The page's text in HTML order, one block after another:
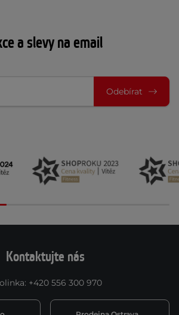
a slevy na email
Odebírat
Kontaktujte nás
: +420 556 300 970